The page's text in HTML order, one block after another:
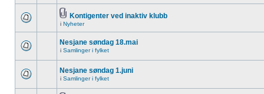
Kontigenter ved inaktiv klubb
i Nyheter
Nesjane søndag 18.mai
i Samlinger i fylket
Nesjane søndag 1.juni
i Samlinger i fylket